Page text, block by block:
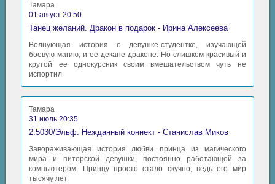
Тамара
01 август 20:50
Танец желаний. Дракон в подарок - Ирина Алексеева
Волнующая история о девушке-студентке, изучающей
боевую магию, и ее декане-драконе. Но слишком красивый и
крутой ее однокурсник своим вмешательством чуть не
испортил
Тамара
31 июль 20:35
2:5030/Эльф. Нежданный коннект - Станислав Миков
Завораживающая история любви принца из магического
мира и питерской девушки, постоянно работающей за
компьютером. Принцу просто стало скучно, ведь его мир
тысячу лет